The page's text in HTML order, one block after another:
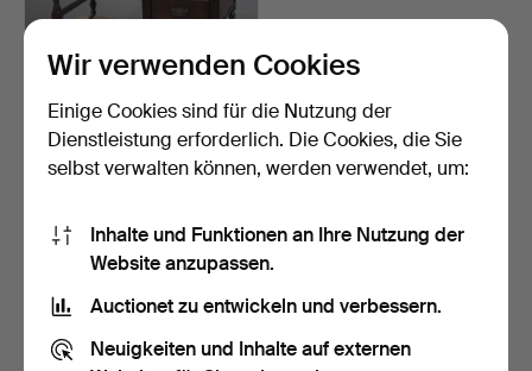
SCHREIBTISCH MIT
EINEM SÄULENFUSS AUS
EICH…
2 Tage
Suche speichern
Archiv
suchen.
Wir verwenden Cookies
Einige Cookies sind für die Nutzung der
Dienstleistung erforderlich. Die Cookies, die Sie
selbst verwalten können, werden verwendet, um:
Inhalte und Funktionen an Ihre Nutzung der
Website anzupassen.
Auctionet zu entwickeln und verbessern.
Neuigkeiten und Inhalte auf externen